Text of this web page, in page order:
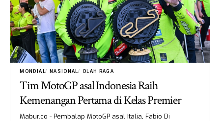
MONDIAL NASIONAL OLAH RAGA
Tim MotoGP asal Indonesia Raih
Kemenangan Pertama di Kelas Premier
Mabur.co - Pembalap MotoGP asal Italia, Fabio Di